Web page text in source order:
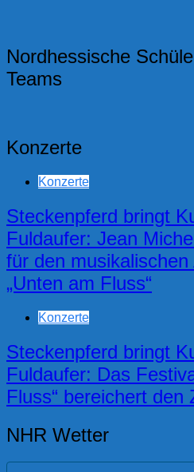
Nordhessische
Teams
Konzerte
Konzerte
Steckenpferd bringt
Fuldaufer: Jean
für den
„Unten am Fluss“
Konzerte
Steckenpferd bringt
Fuldaufer: Das
Fluss“ bereichert den
NHR Wetter